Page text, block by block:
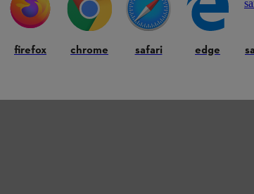
firefox chrome safari edge